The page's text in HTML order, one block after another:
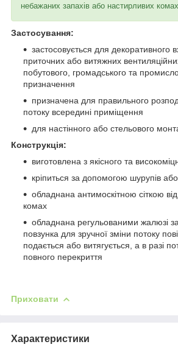
небажаних запахів або настирливих
Застосування:
застосовується для декоративного
приточних або витяжних
побутового, громадського та
призначення
призначена для правильного
потоку всередині приміщення
для настінного або стельового
Конструкція:
виготовлена з якісного та
кріпиться за допомогою шурупів
обладнана антимоскітною сіткою
комах
обладнана регульованими жалюзі
повзунка для зручної зміни потоку
подається або витягується, а в разі
повного перекриття
Приховати
Характеристики